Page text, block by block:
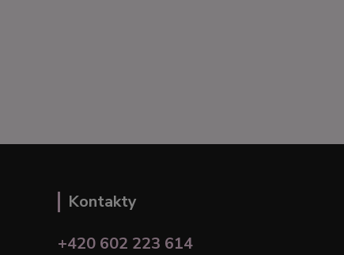
Kontakty
+420 602 223 614